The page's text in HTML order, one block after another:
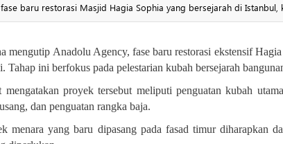
baru restorasi Masjid Hagia Sophia yang bersejarah di Istanbul,
mengutip Anadolu Agency, fase baru restorasi ekstensif
Tahap ini berfokus pada pelestarian kubah bersejarah
mengatakan proyek tersebut meliputi penguatan kubah
dan penguatan rangka baja.
menara yang baru dipasang pada fasad timur diharapkan